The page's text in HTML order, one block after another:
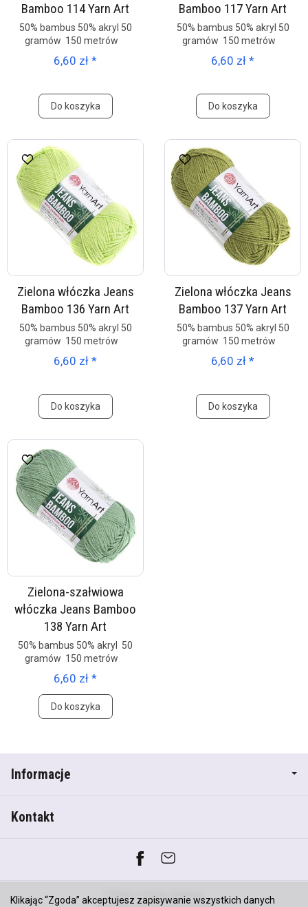
Bamboo 114 Yarn Art
50% bambus 50% akryl 50
gramów 150 metrów
6,60 zł *
Do koszyka
Bamboo 117 Yarn Art
50% bambus 50% akryl 50
gramów 150 metrów
6,60 zł *
Do koszyka
Zielona włóczka Jeans
Bamboo 136 Yarn Art
50% bambus 50% akryl 50
gramów 150 metrów
6,60 zł *
Do koszyka
Zielona włóczka Jeans
Bamboo 137 Yarn Art
50% bambus 50% akryl 50
gramów 150 metrów
6,60 zł *
Do koszyka
Zielona-szałwiowa
włóczka Jeans Bamboo
138 Yarn Art
50% bambus 50% akryl 50
gramów 150 metrów
6,60 zł *
Do koszyka
Informacje
Kontakt
*) brutto +
koszty dostawy
Klikając “Zgoda” akceptujesz zapisywanie wszystkich danych